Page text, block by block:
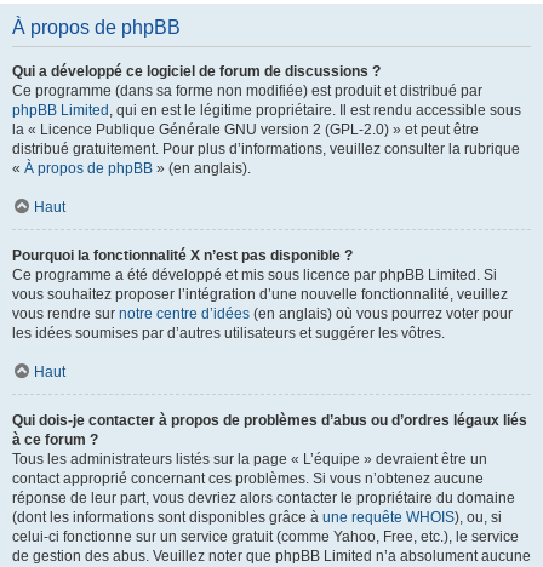
À propos de phpBB
Qui a développé ce logiciel de forum de discussions ?
Ce programme (dans sa forme non modifiée) est produit et distribué par
phpBB Limited , qui en est le légitime propriétaire. Il est rendu accessible sous
la « Licence Publique Générale GNU version 2 (GPL-2.0) » et peut être
distribué gratuitement. Pour plus d’informations, veuillez consulter la rubrique
« À propos de phpBB » (en anglais).
Haut
Pourquoi la fonctionnalité X n’est pas disponible ?
Ce programme a été développé et mis sous licence par phpBB Limited. Si
vous souhaitez proposer l’intégration d’une nouvelle fonctionnalité, veuillez
vous rendre sur notre centre d’idées (en anglais) où vous pourrez voter pour
les idées soumises par d’autres utilisateurs et suggérer les vôtres.
Haut
Qui dois-je contacter à propos de problèmes d’abus ou d’ordres légaux liés
à ce forum ?
Tous les administrateurs listés sur la page « L’équipe » devraient être un
contact approprié concernant ces problèmes. Si vous n’obtenez aucune
réponse de leur part, vous devriez alors contacter le propriétaire du domaine
(dont les informations sont disponibles grâce à une requête WHOIS), ou, si
celui-ci fonctionne sur un service gratuit (comme Yahoo, Free, etc.), le service
de gestion des abus. Veuillez noter que phpBB Limited n’a absolument aucune